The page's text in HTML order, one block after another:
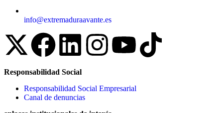
info@extremaduraavante.es
Responsabilidad Social
Responsabilidad Social Empresarial
Canal de denuncias